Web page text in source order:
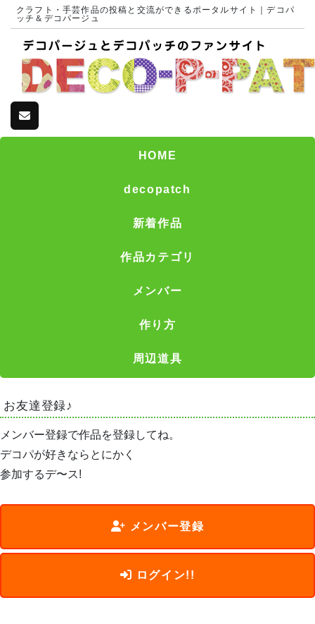
クラフト・手芸作品の投稿と交流ができるポータルサイト｜デコパ
ッチ＆デコパージュ
HOME
decopatch
新着作品
作品カテゴリ
メンバー
作り方
周辺道具
お友達登録♪
メンバー登録で作品を登録してね。
デコパが好きならとにかく
参加するデ〜ス!
メンバー登録
ログイン!!